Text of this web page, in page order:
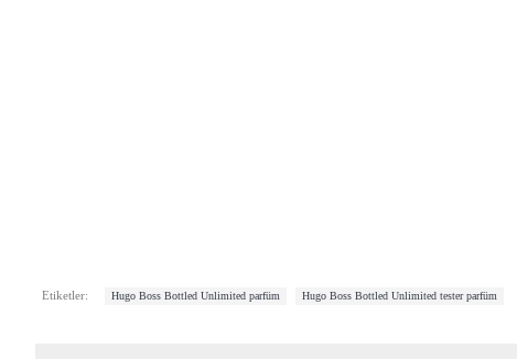
Etiketler: Hugo Boss Bottled Unlimited parfüm Hugo Boss Bottled Unlimited tester parfüm